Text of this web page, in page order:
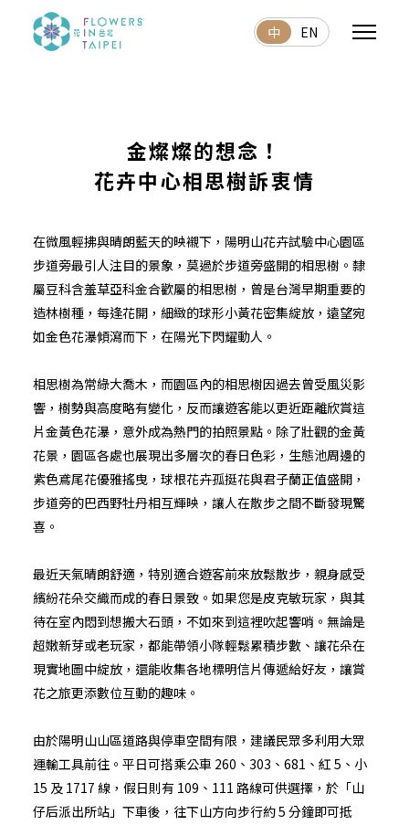
中 EN
金燦燦的想念！
花卉中心相思樹訴衷情
在微風輕拂與晴朗藍天的映襯下，陽明山花卉試驗中心園區
步道旁最引人注目的景象，莫過於步道旁盛開的相思樹。隸
屬豆科含羞草亞科金合歡屬的相思樹，曾是台灣早期重要的
造林樹種，每逢花開，細緻的球形小黃花密集綻放，遠望宛
如金色花瀑傾瀉而下，在陽光下閃耀動人。
相思樹為常綠大喬木，而園區內的相思樹因過去曾受風災影
響，樹勢與高度略有變化，反而讓遊客能以更近距離欣賞這
片金黃色花瀑，意外成為熱門的拍照景點。除了壯觀的金黃
花景，園區各處也展現出多層次的春日色彩，生態池周邊的
紫色鳶尾花優雅搖曳，球根花卉孤挺花與君子蘭正值盛開，
步道旁的巴西野牡丹相互輝映，讓人在散步之間不斷發現驚
喜。
最近天氣晴朗舒適，特別適合遊客前來放鬆散步，親身感受
繽紛花朵交織而成的春日景致。如果您是皮克敏玩家，與其
待在室內悶到想搬大石頭，不如來到這裡吹起響哨。無論是
超嫩新芽或老玩家，都能帶領小隊輕鬆累積步數、讓花朵在
現實地圖中綻放，還能收集各地標明信片傳遞給好友，讓賞
花之旅更添數位互動的趣味。
由於陽明山山區道路與停車空間有限，建議民眾多利用大眾
運輸工具前往。平日可搭乘公車 260、303、681、紅 5、小
15 及 1717 線，假日則有 109、111 路線可供選擇，於「山
仔后派出所站」下車後，往下山方向步行約 5 分鐘即可抵